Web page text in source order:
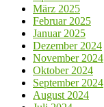
März 2025
Februar 2025
Januar 2025
Dezember 2024
November 2024
Oktober 2024
September 2024
August 2024